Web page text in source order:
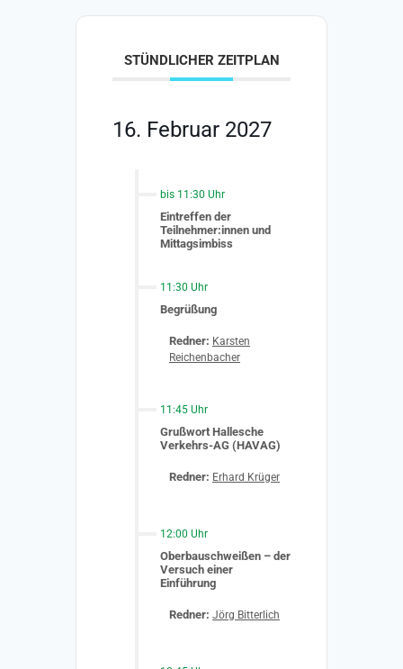
STÜNDLICHER ZEITPLAN
16. Februar 2027
bis 11:30 Uhr
Eintreffen der
Teilnehmer:innen und
Mittagsimbiss
11:30 Uhr
Begrüßung
Redner: Karsten
Reichenbacher
11:45 Uhr
Grußwort Hallesche
Verkehrs-AG (HAVAG)
Redner: Erhard Krüger
12:00 Uhr
Oberbauschweißen – der
Versuch einer
Einführung
Redner: Jörg Bitterlich